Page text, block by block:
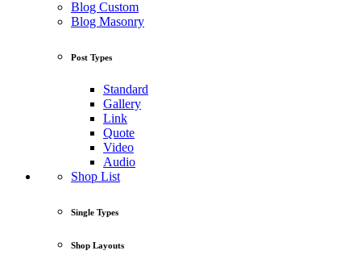
Blog Custom
Blog Masonry
Post Types
Standard
Gallery
Link
Quote
Video
Audio
Shop List
Single Types
Shop Layouts